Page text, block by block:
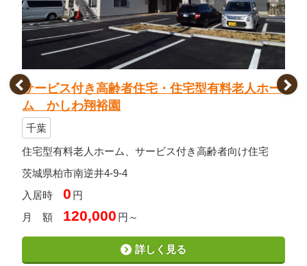
サービス付き高齢者住宅・住宅型有料老人ホー
ム かしわ翔裕園
千葉
住宅型有料老人ホーム、サービス付き高齢者向け住宅
茨城県柏市南逆井4-9-4
入居時
0 円
月 額
120,000 円～
詳しく見る